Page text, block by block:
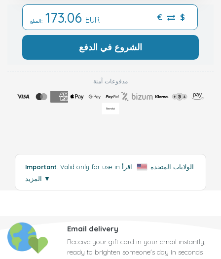
المبلغ: 173.06 EUR € $
الشروع في الدفع
مدفوعات آمنة
Important : Valid only for use in الولايات المتحدة
اقرأ
▼
Email delivery
Receive your gift card in your email instantly,
ready to brighten someone's day in seconds